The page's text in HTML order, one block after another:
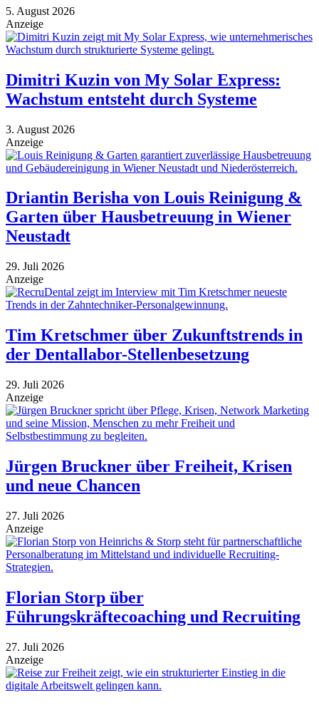
5. August 2026
Anzeige
Dimitri Kuzin von My Solar Express:
Wachstum entsteht durch Systeme
3. August 2026
Anzeige
Driantin Berisha von Louis Reinigung &
Garten über Hausbetreuung in Wiener
Neustadt
29. Juli 2026
Anzeige
Tim Kretschmer über Zukunftstrends in
der Dentallabor-Stellenbesetzung
29. Juli 2026
Anzeige
Jürgen Bruckner über Freiheit, Krisen
und neue Chancen
27. Juli 2026
Anzeige
Florian Storp über
Führungskräftecoaching und Recruiting
27. Juli 2026
Anzeige